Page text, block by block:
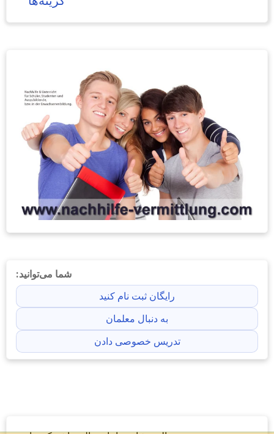
شما می‌توانید:
رایگان ثبت نام کنید
به دنبال معلمان
تدریس خصوصی دادن